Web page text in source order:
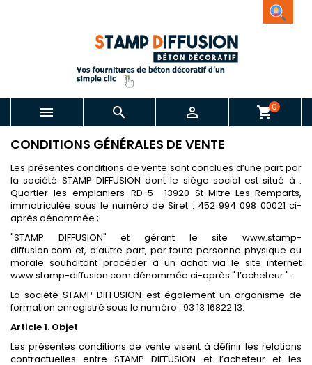
   shopping_cart0
CONDITIONS GÉNÉRALES DE VENTE
Les présentes conditions de vente sont conclues d’une part par
la société STAMP DIFFUSION dont le siège social est situé à :
Quartier les emplaniers RD-5 13920 St-Mitre-Les-Remparts,
immatriculée sous le numéro de Siret : 452 994 098 00021 ci-
après dénommée ;
"STAMP DIFFUSION" et gérant le site www.stamp-
diffusion.com et, d’autre part, par toute personne physique ou
morale souhaitant procéder à un achat via le site internet
www.stamp-diffusion.com dénommée ci-après " l’acheteur ".
La société STAMP DIFFUSION est également un organisme de
formation enregistré sous le numéro : 93 13 16822 13.
Article 1. Objet
Les présentes conditions de vente visent à définir les relations
contractuelles entre STAMP DIFFUSION et l’acheteur et les